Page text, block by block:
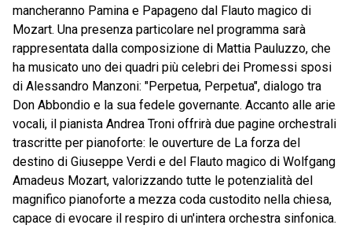
mancheranno Pamina e Papageno dal Flauto magico di
Mozart. Una presenza particolare nel programma sarà
rappresentata dalla composizione di Mattia Pauluzzo, che
ha musicato uno dei quadri più celebri dei Promessi sposi
di Alessandro Manzoni: "Perpetua, Perpetua", dialogo tra
Don Abbondio e la sua fedele governante. Accanto alle arie
vocali, il pianista Andrea Troni offrirà due pagine orchestrali
trascritte per pianoforte: le ouverture de La forza del
destino di Giuseppe Verdi e del Flauto magico di Wolfgang
Amadeus Mozart, valorizzando tutte le potenzialità del
magnifico pianoforte a mezza coda custodito nella chiesa,
capace di evocare il respiro di un'intera orchestra sinfonica.